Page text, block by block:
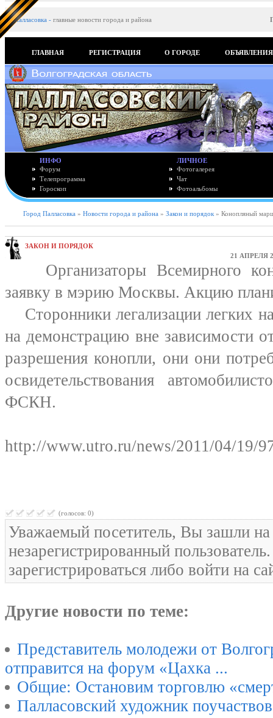
Палласовка - главные новости города и района
ГЛАВНАЯ РЕГИСТРАЦИЯ О ГОРОДЕ ОБЪЯВЛЕНИЯ
ИНФО
Форум
Телепрограмма
Гороскоп
ЛИЧНОЕ
Фотогалерея
Чат
Фотоальбомы
Город Палласовка » Новости города и района » Закон и порядок » Конопляный
ЗАКОН И ПОРЯДОК
21 АПРЕЛЯ
Организаторы Всемирного
заявку в мэрию Москвы. Акцию
Сторонники легализации легких
на демонстрацию вне зависимости
разрешения конопли, они они
освидетельствования
ФСКН.
http://www.utro.ru/news/2011/04/19/
(голосов: 0)
Уважаемый посетитель, Вы зашли на
незарегистрированный
зарегистрироваться либо войти на
Другие новости по теме:
Представитель молодежи от
отправится на форум «Цахка ...
Общие: Остановим торговлю
Палласовский художник